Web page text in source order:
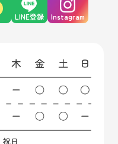
LINE登録 Instagram